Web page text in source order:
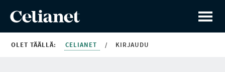
OLET TÄÄLLÄ: CELIANET / KIRJAUDU